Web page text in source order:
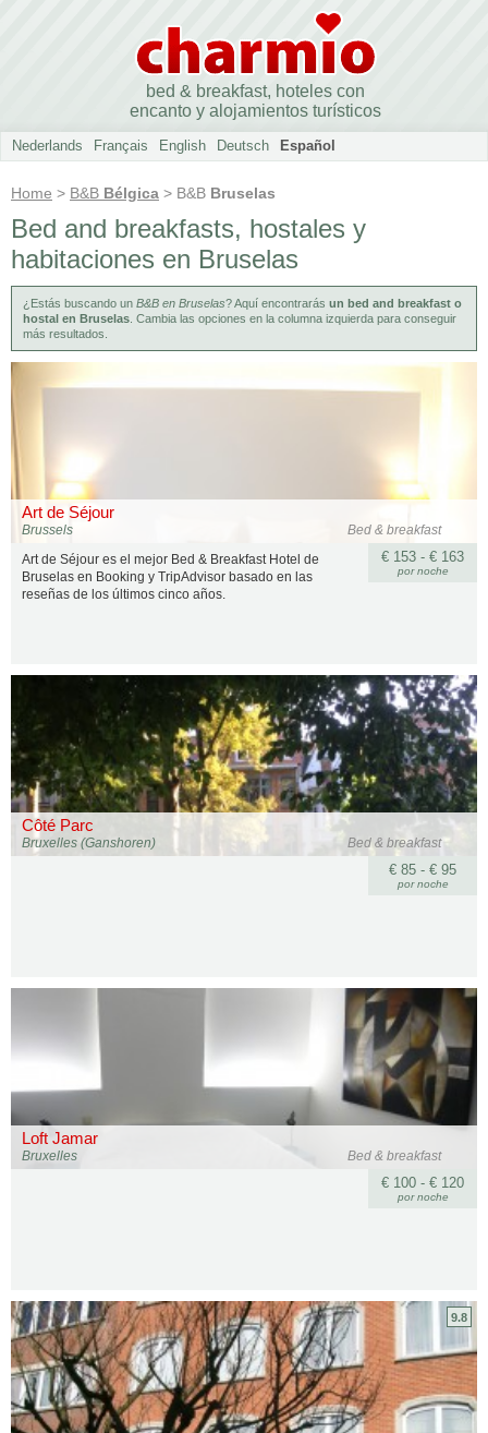
bed & breakfast, hoteles con
encanto y alojamientos turísticos
Nederlands Français English Deutsch Español
Home > B&B Bélgica > B&B Bruselas
Bed and breakfasts, hostales y
habitaciones en Bruselas
¿Estás buscando un B&B en Bruselas? Aquí encontrarás un bed and breakfast o
hostal en Bruselas . Cambia las opciones en la columna izquierda para conseguir
más resultados.
Art de Séjour
Bed & breakfast
Brussels
€ 153 - € 163
por noche
Art de Séjour es el mejor Bed & Breakfast Hotel de
Bruselas en Booking y TripAdvisor basado en las
reseñas de los últimos cinco años.
Côté Parc
Bed & breakfast
Bruxelles (Ganshoren)
€ 85 - € 95
por noche
Loft Jamar
Bed & breakfast
Bruxelles
€ 100 - € 120
por noche
9.8